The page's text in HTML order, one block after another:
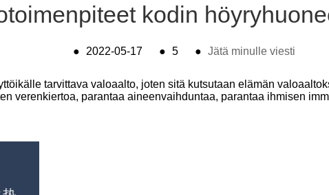
kodin
● 2022-05-17 ● 5 ● Jätä minulle viesti
tarvittava valoaalto, joten sitä kutsutaan elämän
verenkiertoa, parantaa aineenvaihduntaa, parantaa ihmisen